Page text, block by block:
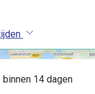
binnen 14 dagen